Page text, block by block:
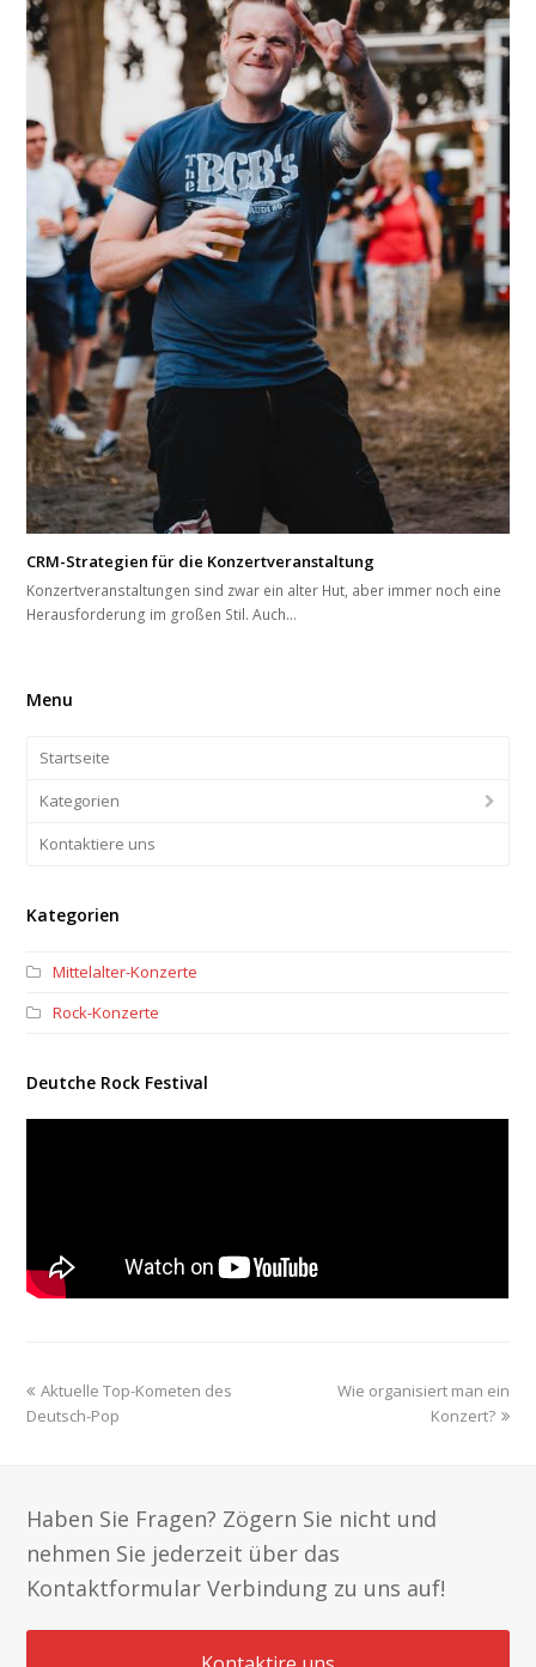
CRM-Strategien für die Konzertveranstaltung
Konzertveranstaltungen sind zwar ein alter Hut, aber immer noch eine
Herausforderung im großen Stil. Auch…
Menu
Startseite
Kategorien
Kontaktiere uns
Kategorien
Mittelalter-Konzerte
Rock-Konzerte
Deutche Rock Festival
previous
post:
Aktuelle Top-Kometen des
Deutsch-Pop
next
Wie organisiert man ein
Konzert?
Haben Sie Fragen? Zögern Sie nicht und
nehmen Sie jederzeit über das
Kontaktformular Verbindung zu uns auf!